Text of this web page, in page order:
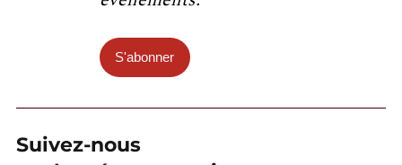
S'abonner
Suivez-nous